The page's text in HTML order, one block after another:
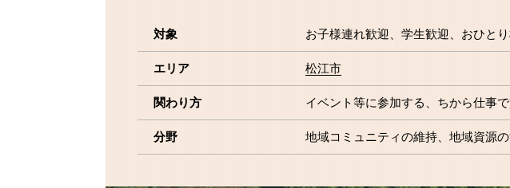
対象 お子様連れ歓迎、学生歓迎、おひと
エリア 松江市
関わり方 イベント等に参加する、ちから仕事
分野 地域コミュニティの維持、地域資源